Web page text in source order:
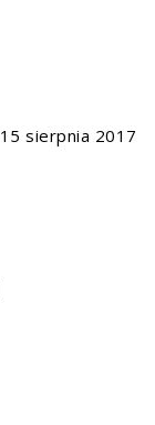
15 sierpnia 2017